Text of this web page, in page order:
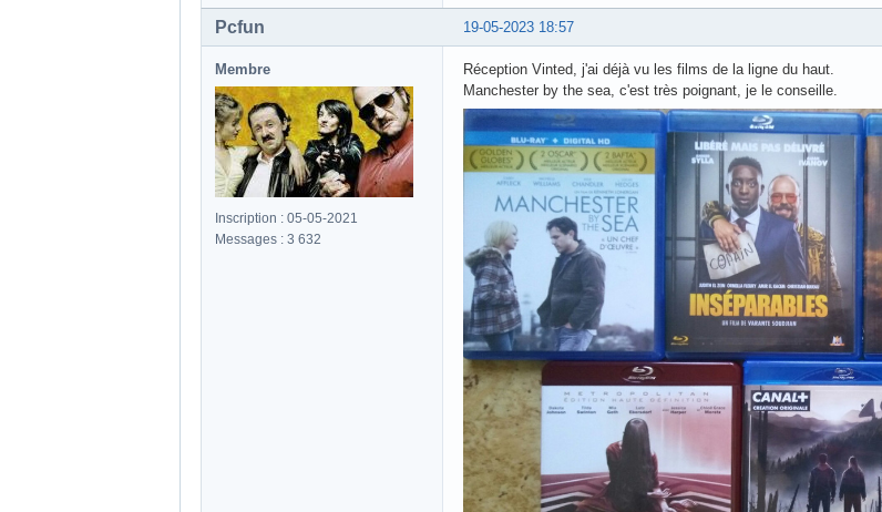
19-05-2023 18:57
Pcfun
Membre
Inscription : 05-05-2021
Messages : 3 632
Réception Vinted, j'ai déjà vu les films de la ligne du haut.
Manchester by the sea, c'est très poignant, je le conseille.